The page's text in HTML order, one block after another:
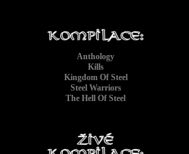
Anthology
Kills
Kingdom Of Steel
Steel Warriors
The Hell Of Steel